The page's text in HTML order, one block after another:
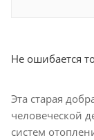
Не ошибается
Эта старая
человеческой
систем